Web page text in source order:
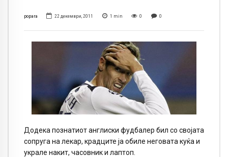
popara 22 декември, 2011 1 min 0 0
Додека познатиот англиски фудбалер бил со својата
сопруга на лекар, крадците ја обиле неговата куќа и
украле накит, часовник и лаптоп.